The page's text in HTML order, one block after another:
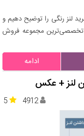
لنز رنگی را توضیح دهیم و
و تخصصی‌ترین مجموعه فروش
ادامه
لنز + عکس
5 4912